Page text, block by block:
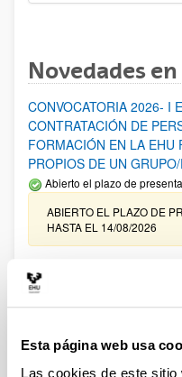
Esta página web usa
Las cookies de este
Novedades
CONVOCATORIA 2026- I
CONTRATACIÓN DE
FORMACIÓN EN LA EHU
PROPIOS DE UN
Abierto el plazo de
ABIERTO EL PLAZO DE
HASTA EL 14/08/2026
Ayudas para financiación
infraestructura científica y
UPV/EHU 2026
25/03/2026: Corrección
solicitudes admitidas y